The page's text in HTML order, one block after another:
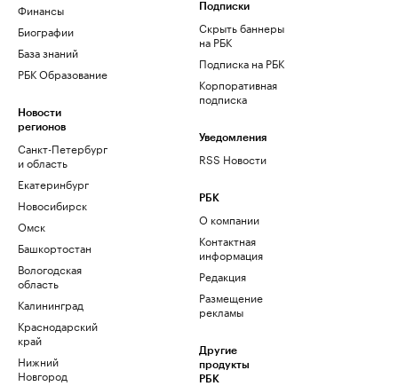
Финансы
Биографии
База знаний
РБК Образование
Новости
регионов
Санкт-Петербург
и область
Екатеринбург
Новосибирск
Омск
Башкортостан
Вологодская
область
Калининград
Краснодарский
край
Нижний
Новгород
Подписки
Скрыть баннеры
на РБК
Подписка на РБК
Корпоративная
подписка
Уведомления
RSS Новости
РБК
О компании
Контактная
информация
Редакция
Размещение
рекламы
Другие
продукты
РБК